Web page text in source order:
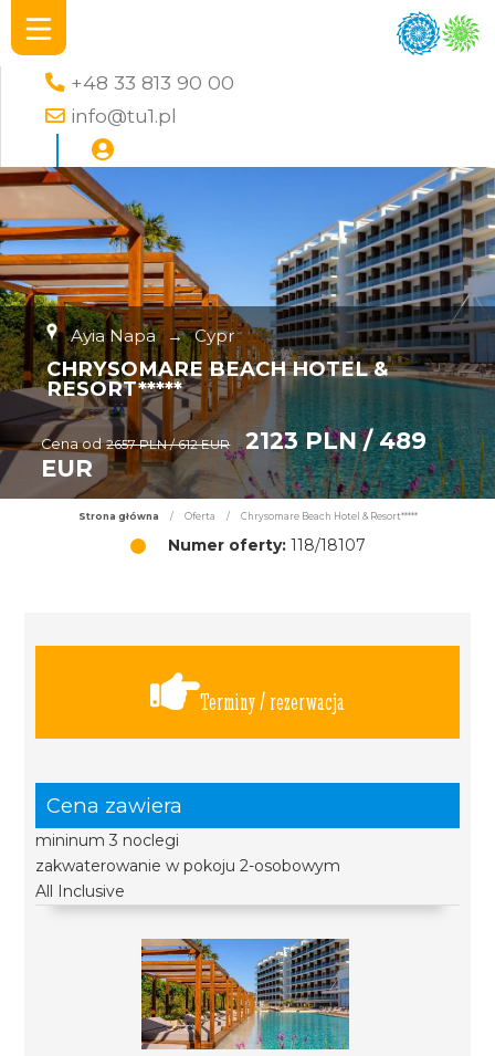
+48 33 813 90 00
info@tu1.pl
Ayia Napa → Cypr
CHRYSOMARE BEACH HOTEL &
RESORT*****
Cena od 2657 PLN / 612 EUR
2123 PLN / 489
EUR
Strona główna / Oferta / Chrysomare Beach Hotel & Resort*****
Numer oferty:118/18107
Terminy / rezerwacja
Cena zawiera
mininum 3 noclegi
zakwaterowanie w pokoju 2-osobowym
All Inclusive